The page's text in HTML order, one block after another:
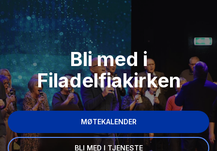
Bli med i
Filadelfiakirken
MØTEKALENDER
BLI MED I TJENESTE